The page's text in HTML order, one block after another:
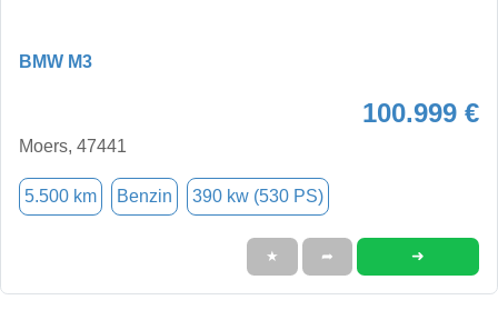
BMW M3
100.999 €
Moers, 47441
5.500 km Benzin 390 kw (530 PS)
★ ➦ ➜